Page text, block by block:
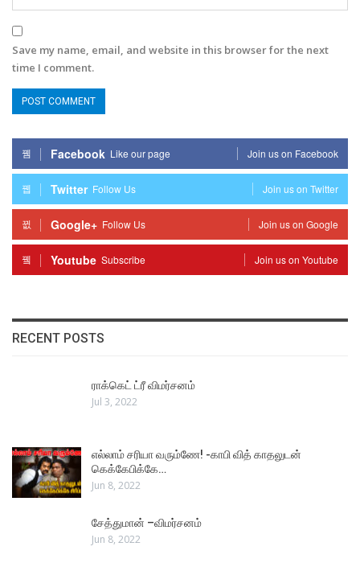
Save my name, email, and website in this browser for the next
time I comment.
Facebook Like our page Join us on Facebook
Twitter Follow Us Join us on Twitter
Google+ Follow Us Join us on Google
Youtube Subscribe Join us on Youtube
RECENT POSTS
ராக்கெட் ட்ரீ விமர்சனம்
Jul 3, 2022
எல்லாம் சரியா வரும்ணே! -காபி வித் காதலுடன்
கெக்கேபிக்கே…
Jun 8, 2022
சேத்துமான் –விமர்சனம்
Jun 8, 2022